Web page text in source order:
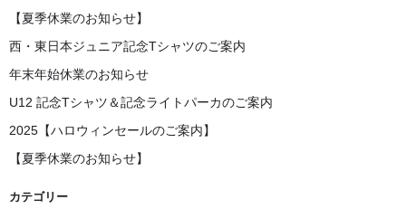
【夏季休業のお知らせ】
西・東日本ジュニア記念Tシャツのご案内
年末年始休業のお知らせ
U12 記念Tシャツ＆記念ライトパーカのご案内
2025【ハロウィンセールのご案内】
【夏季休業のお知らせ】
カテゴリー